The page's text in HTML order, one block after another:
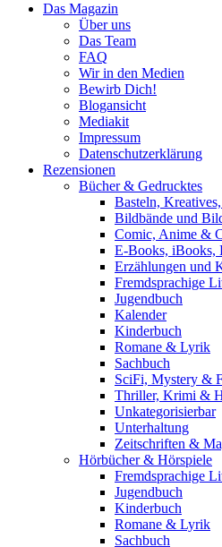
Das Magazin
Über uns
Das Team
FAQ
Wir in den Medien
Bewirb Dich!
Blogansicht
Mediakit
Impressum
Datenschutzerklärung
Rezensionen
Bücher & Gedrucktes
Basteln,
Bildbände und
Comic, Anime &
E-Books, iBooks,
Erzählungen und
Fremdsprachige
Jugendbuch
Kalender
Kinderbuch
Romane & Lyrik
Sachbuch
SciFi, Mystery &
Thriller, Krimi &
Unkategorisierbar
Unterhaltung
Zeitschriften &
Hörbücher & Hörspiele
Fremdsprachige
Jugendbuch
Kinderbuch
Romane & Lyrik
Sachbuch